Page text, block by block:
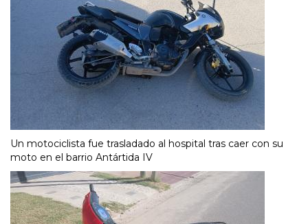
Un motociclista fue trasladado al hospital tras caer con su
moto en el barrio Antártida IV